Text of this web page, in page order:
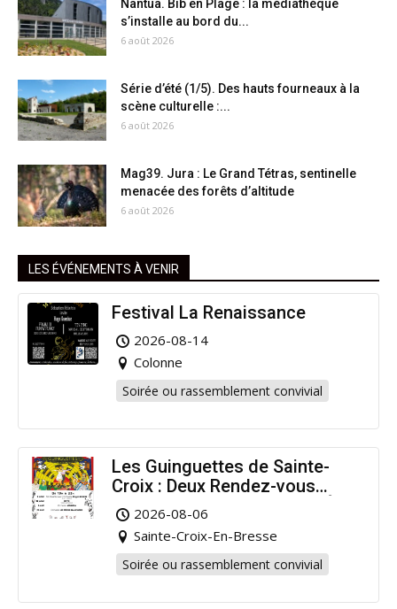
Nantua. Bib en Plage : la médiathèque
s’installe au bord du...
6 août 2026
Série d’été (1/5). Des hauts fourneaux à la
scène culturelle :...
6 août 2026
Mag39. Jura : Le Grand Tétras, sentinelle
menacée des forêts d’altitude
6 août 2026
LES ÉVÉNEMENTS À VENIR
Festival La Renaissance
2026-08-14
Colonne
Soirée ou rassemblement convivial
Les Guinguettes de Sainte-
Croix : Deux Rendez-vous
Dansants pour Prolonger l’Été
!
2026-08-06
Sainte-Croix-En-Bresse
Soirée ou rassemblement convivial